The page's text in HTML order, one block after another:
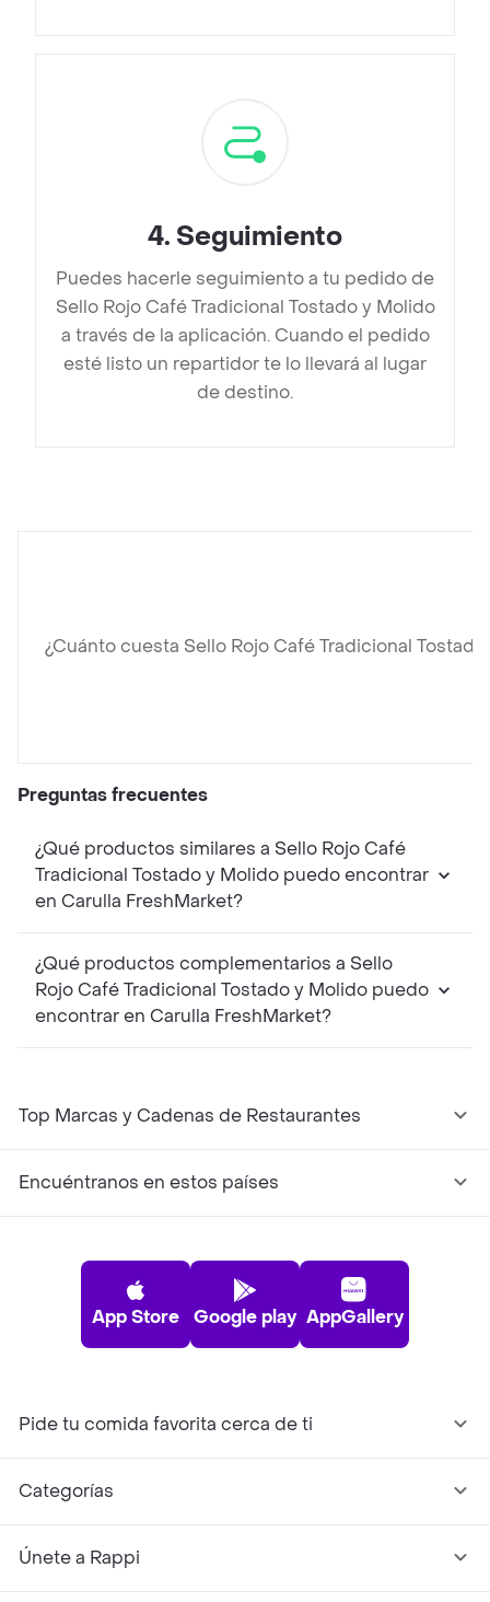
4. Seguimiento
Puedes hacerle seguimiento a tu pedido de
Sello Rojo Café Tradicional Tostado y Molido
a través de la aplicación. Cuando el pedido
esté listo un repartidor te lo llevará al lugar
de destino.
¿Cuánto cuesta Sello Rojo Café Tradicional
Preguntas frecuentes
¿Qué productos similares a Sello Rojo Café
Tradicional Tostado y Molido puedo encontrar
en Carulla FreshMarket?
¿Qué productos complementarios a Sello
Rojo Café Tradicional Tostado y Molido puedo
encontrar en Carulla FreshMarket?
Top Marcas y Cadenas de Restaurantes
Encuéntranos en estos países
App Store Google play AppGallery
Pide tu comida favorita cerca de ti
Categorías
Únete a Rappi